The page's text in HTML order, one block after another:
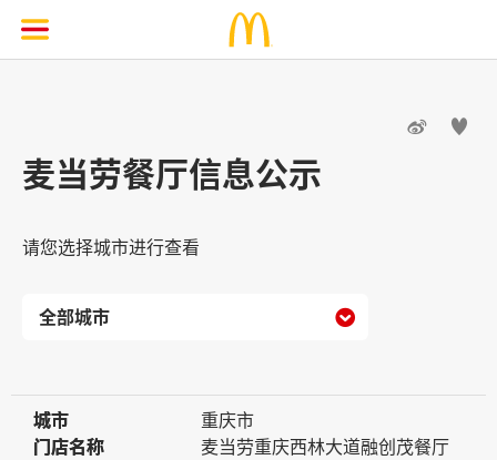
 
麦当劳餐厅信息公示
请您选择城市进行查看

城市
城市
重庆市
门店名称
门店名称
麦当劳重庆西林大道融创茂餐厅